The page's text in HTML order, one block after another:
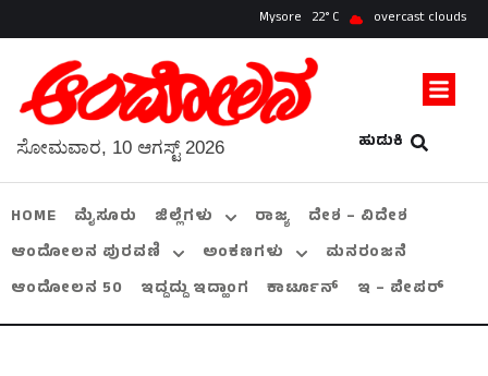
Mysore 22 overcast clouds
ಹುಡುಕಿ
ಸೋಮವಾರ, 10 ಆಗಸ್ಟ್ 2026
HOME ಮೈಸೂರು ಜಿಲ್ಲೆಗಳು ರಾಜ್ಯ
ದೇಶ – ವಿದೇಶ
ಆಂದೋಲನ ಪುರವಣಿ
ಅಂಕಣಗಳು
ಮನರಂಜನೆ
ಆಂದೋಲನ 50
ಇದ್ದದ್ದು ಇದ್ಹಾಂಗ ಕಾರ್ಟೂನ್ ಇ – ಪೇಪರ್